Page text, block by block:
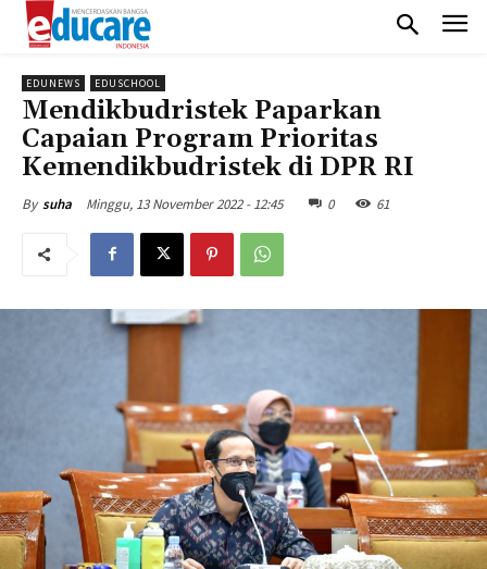
EDUNEWS EDUSCHOOL
Mendikbudristek Paparkan
Capaian Program Prioritas
Kemendikbudristek di DPR RI
By suha Minggu, 13 November 2022 - 12:45 0 61